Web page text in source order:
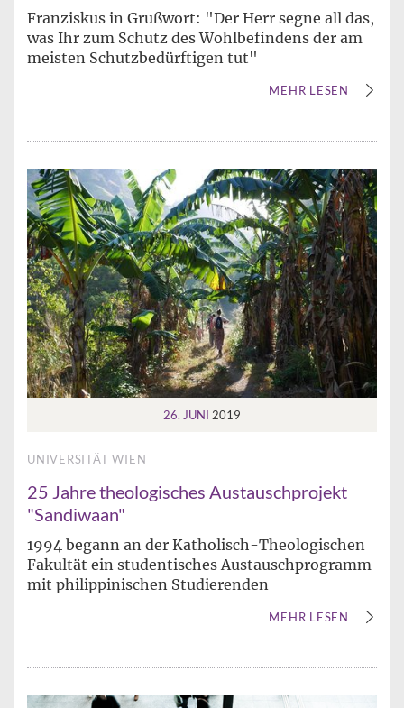
Franziskus in Grußwort: "Der Herr segne all das,
was Ihr zum Schutz des Wohlbefindens der am
meisten Schutzbedürftigen tut"
MEHR LESEN
26. JUNI 2019
UNIVERSITÄT WIEN
25 Jahre theologisches Austauschprojekt
"Sandiwaan"
1994 begann an der Katholisch-Theologischen
Fakultät ein studentisches Austauschprogramm
mit philippinischen Studierenden
MEHR LESEN